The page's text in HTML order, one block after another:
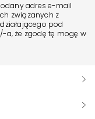
adres e-mail
związanych z
pod
a, że zgodę tę mogę w